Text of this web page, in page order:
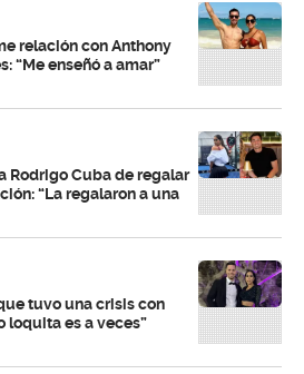
relación con Anthony
“Me enseñó a amar”
Rodrigo Cuba de regalar
“La regalaron a una
tuvo una crisis con
loquita es a veces”